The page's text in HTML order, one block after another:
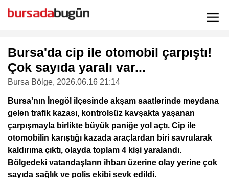
Bursa'da cip ile otomobil çarpıştı!
Çok sayıda yaralı var...
Bursa Bölge, 2026.06.16 21:14
Bursa'nın İnegöl ilçesinde akşam saatlerinde meydana
gelen trafik kazası, kontrolsüz kavşakta yaşanan
çarpışmayla birlikte büyük paniğe yol açtı. Cip ile
otomobilin karıştığı kazada araçlardan biri savrularak
kaldırıma çıktı, olayda toplam 4 kişi yaralandı.
Bölgedeki vatandaşların ihbarı üzerine olay yerine çok
sayıda sağlık ve polis ekibi sevk edildi.